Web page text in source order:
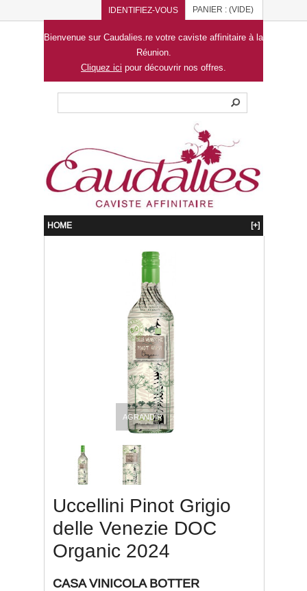
IDENTIFIEZ-VOUS PANIER : (VIDE)
Bienvenue sur Caudalies.re votre caviste affinitaire à la
Réunion.
Cliquez ici pour découvrir nos offres.
HOME [+]
AGRANDIR
Uccellini Pinot Grigio
delle Venezie DOC
Organic 2024
CASA VINICOLA BOTTER